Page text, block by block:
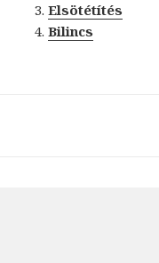
Elsötétítés
Bilincs